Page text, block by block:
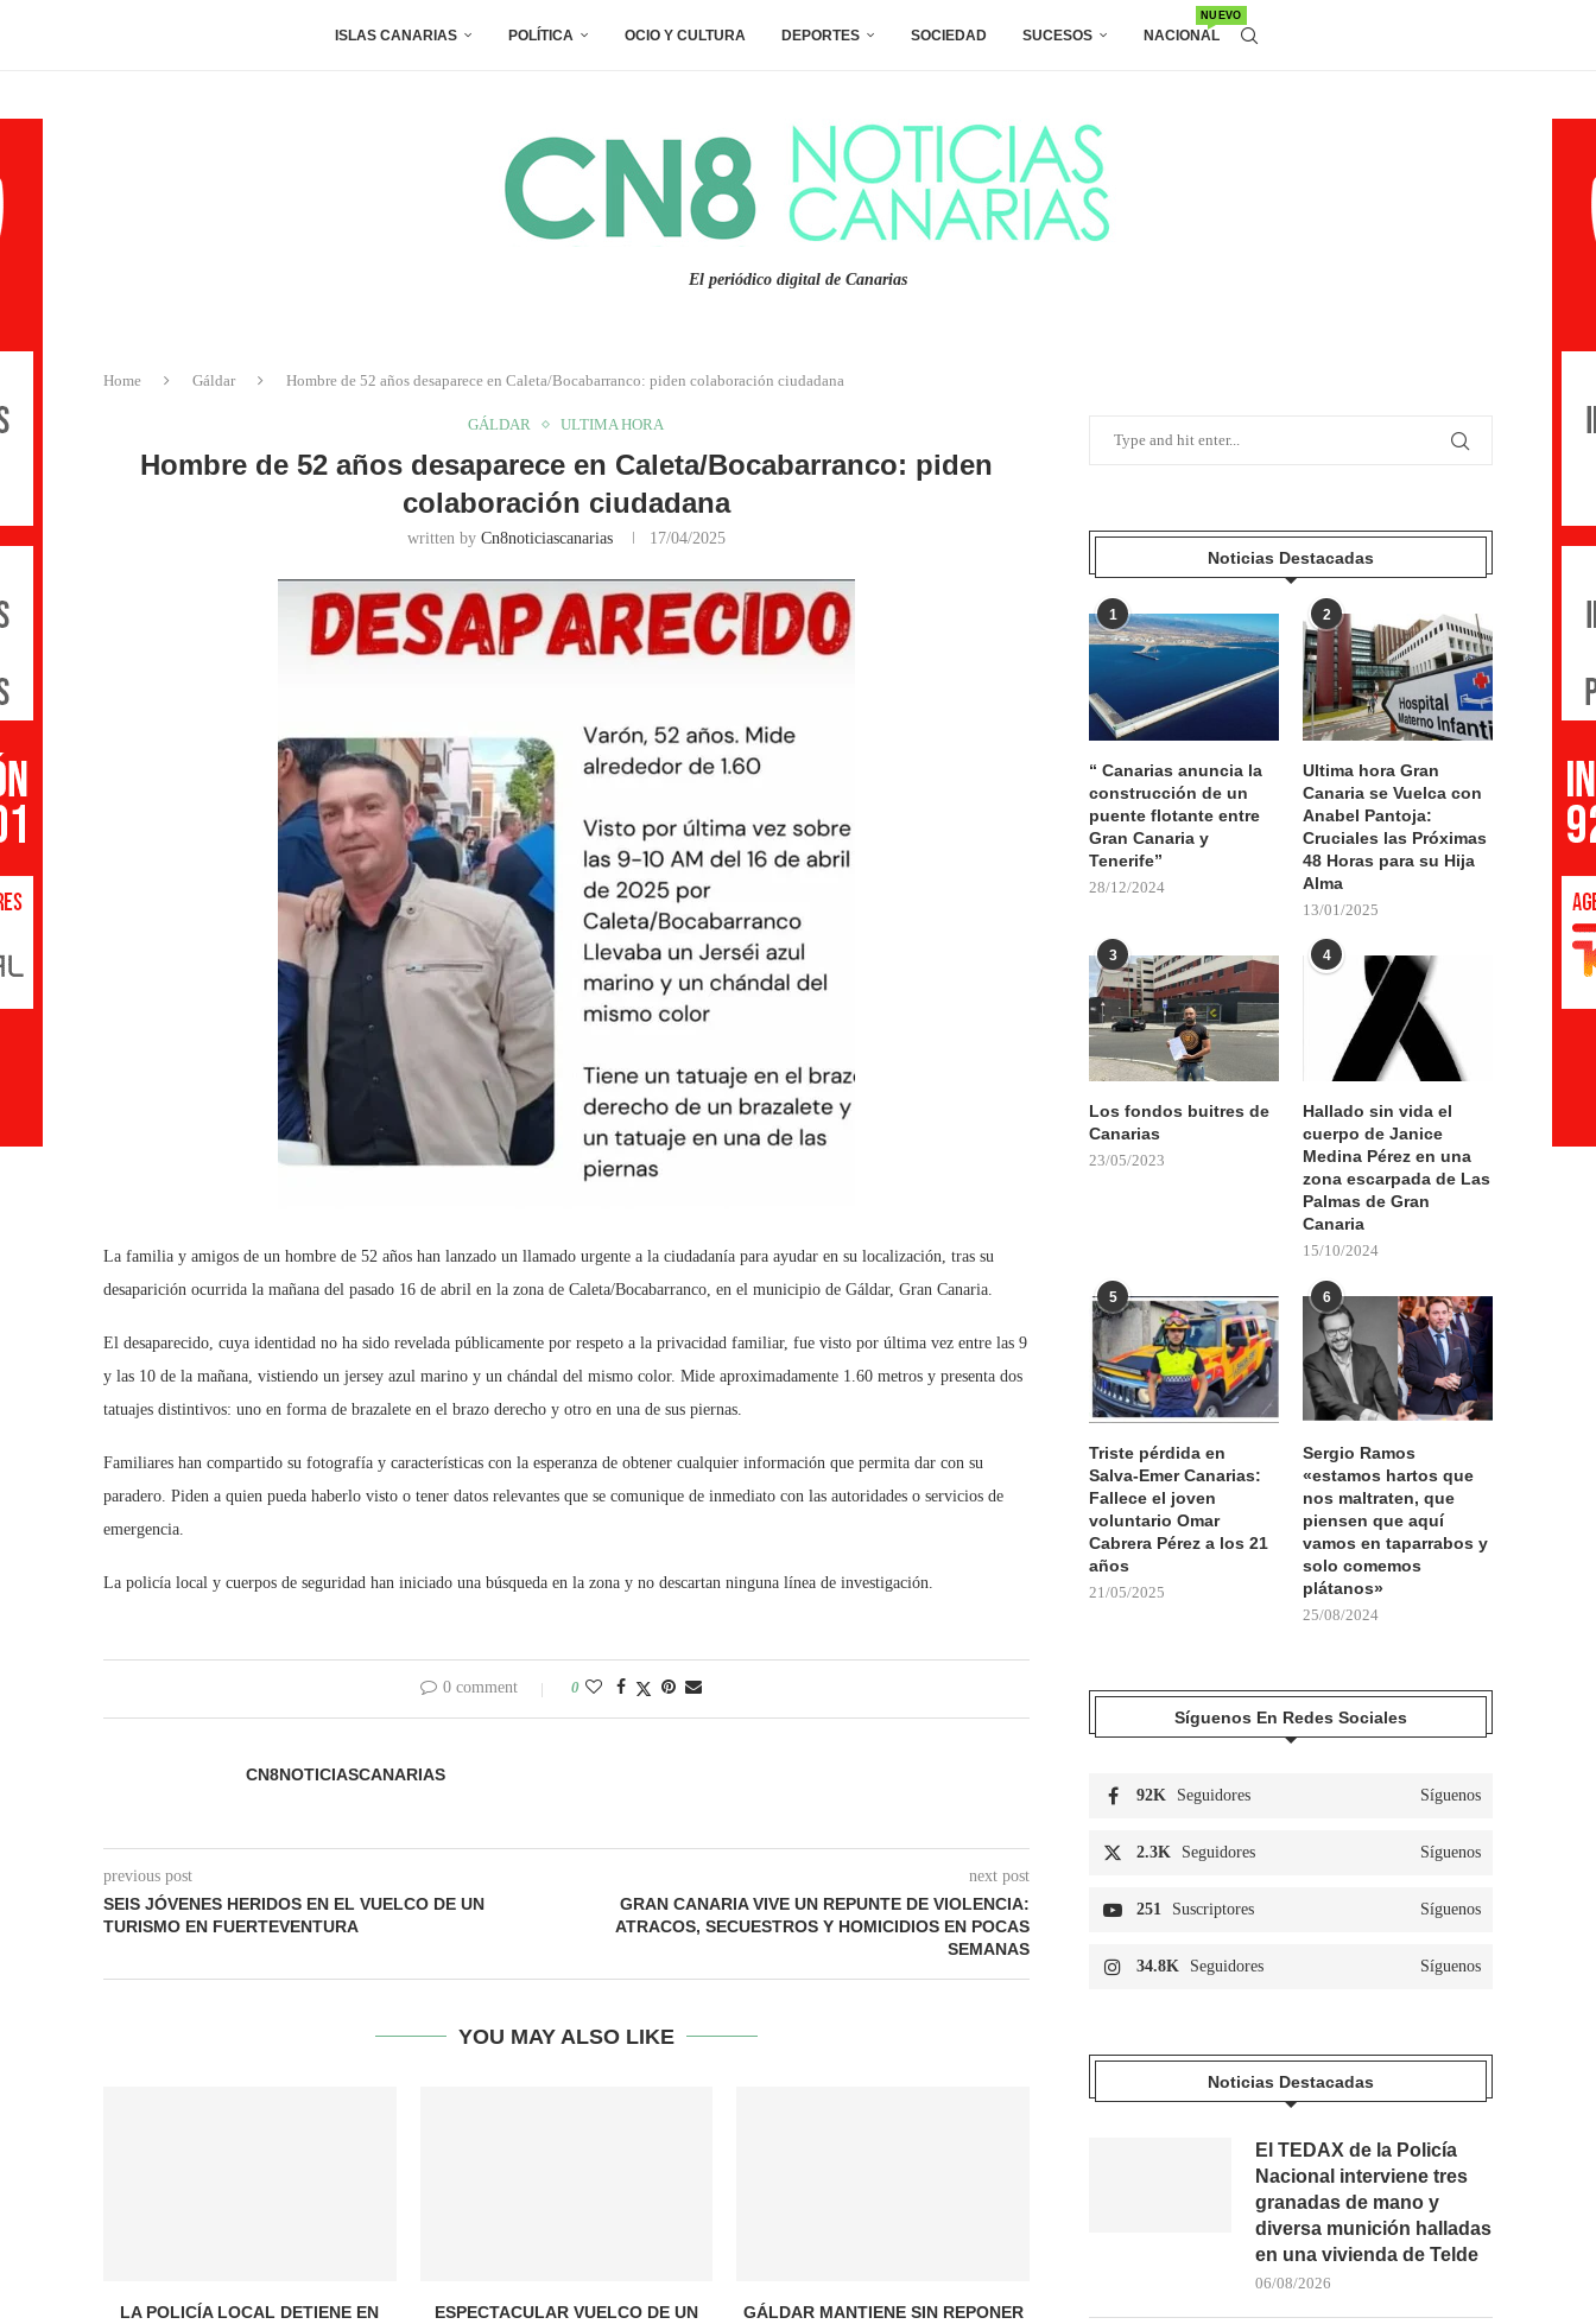
ISLAS CANARIAS POLÍTICA OCIO Y CULTURA DEPORTES SOCIEDAD SUCESOS NACIONAL
NUEVO
El periódico digital de Canarias
Home Gáldar Hombre de 52 años desaparece en Caleta/Bocabarranco: piden colaboración ciudadana
GÁLDAR ULTIMA HORA
Hombre de 52 años desaparece en Caleta/Bocabarranco: piden
colaboración ciudadana
written by Cn8noticiascanarias 17/04/2025
La familia y amigos de un hombre de 52 años han lanzado un llamado urgente a la ciudadanía para ayudar en su localización, tras su
desaparición ocurrida la mañana del pasado 16 de abril en la zona de Caleta/Bocabarranco, en el municipio de Gáldar, Gran Canaria.
El desaparecido, cuya identidad no ha sido revelada públicamente por respeto a la privacidad familiar, fue visto por última vez entre las 9
y las 10 de la mañana, vistiendo un jersey azul marino y un chándal del mismo color. Mide aproximadamente 1.60 metros y presenta dos
tatuajes distintivos: uno en forma de brazalete en el brazo derecho y otro en una de sus piernas.
Familiares han compartido su fotografía y características con la esperanza de obtener cualquier información que permita dar con su
paradero. Piden a quien pueda haberlo visto o tener datos relevantes que se comunique de inmediato con las autoridades o servicios de
emergencia.
La policía local y cuerpos de seguridad han iniciado una búsqueda en la zona y no descartan ninguna línea de investigación.
0 comment 0
CN8NOTICIASCANARIAS
previous post
SEIS JÓVENES HERIDOS EN EL VUELCO DE UN
TURISMO EN FUERTEVENTURA
next post
GRAN CANARIA VIVE UN REPUNTE DE VIOLENCIA:
ATRACOS, SECUESTROS Y HOMICIDIOS EN POCAS
SEMANAS
YOU MAY ALSO LIKE
LA POLICÍA LOCAL DETIENE EN
ESPECTACULAR VUELCO DE UN
GÁLDAR MANTIENE SIN REPONER
LA FRONTERA VUELVE A
FALLECE UN BAÑISTA DE
Noticias Destacadas
1
“ Canarias anuncia la
construcción de un
puente flotante entre
Gran Canaria y
Tenerife”
28/12/2024
2
Ultima hora Gran
Canaria se Vuelca con
Anabel Pantoja:
Cruciales las Próximas
48 Horas para su Hija
Alma
13/01/2025
3
Los fondos buitres de
Canarias
23/05/2023
4
Hallado sin vida el
cuerpo de Janice
Medina Pérez en una
zona escarpada de Las
Palmas de Gran
Canaria
15/10/2024
5
Triste pérdida en
Salva-Emer Canarias:
Fallece el joven
voluntario Omar
Cabrera Pérez a los 21
años
21/05/2025
6
Sergio Ramos
«estamos hartos que
nos maltraten, que
piensen que aquí
vamos en taparrabos y
solo comemos
plátanos»
25/08/2024
Síguenos En Redes Sociales
92K Seguidores Síguenos
2.3K Seguidores Síguenos
251 Suscriptores Síguenos
34.8K Seguidores Síguenos
Noticias Destacadas
El TEDAX de la Policía
Nacional interviene tres
granadas de mano y
diversa munición halladas
en una vivienda de Telde
06/08/2026